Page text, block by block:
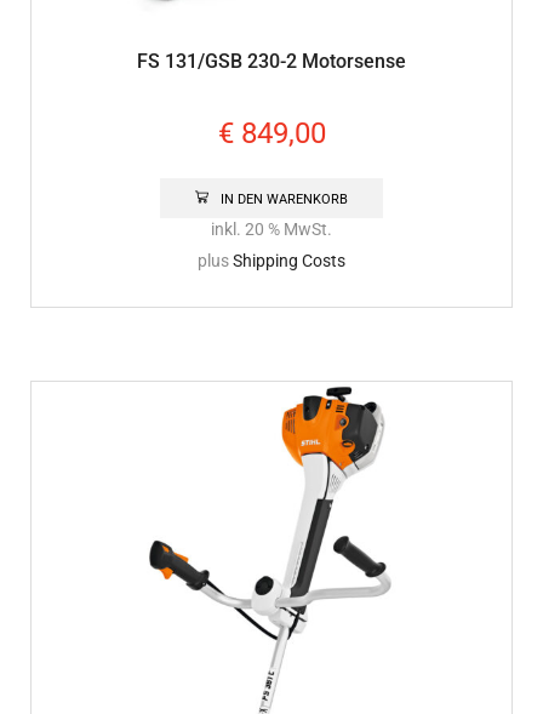
FS 131/GSB 230-2 Motorsense
€849,00
IN DEN WARENKORB
inkl. 20 % MwSt.
plusShipping Costs